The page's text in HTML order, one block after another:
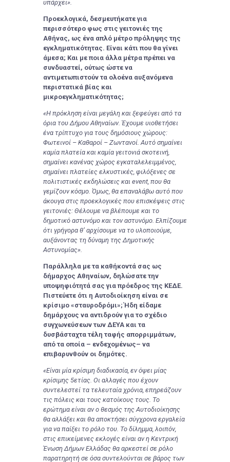
υπάρχει».
Προεκλογικά, δεσμευτήκατε για
περισσότερο φως στις γειτονιές της
Αθήνας, ως ένα απλό μέτρο πρόληψης της
εγκληματικότητας. Είναι κάτι που θα γίνει
άμεσα; Και με ποια άλλα μέτρα πρέπει να
συνδυαστεί, ούτως ώστε να
αντιμετωπιστούν τα ολοένα αυξανόμενα
περιστατικά βίας και
μικροεγκληματικότητας;
«Η πρόκληση είναι μεγάλη και ξεφεύγει από τα
όρια του Δήμου Αθηναίων. Έχουμε υιοθετήσει
ένα τρίπτυχο για τους δημόσιους χώρους:
Φωτεινοί – Καθαροί – Ζωντανοί. Αυτό σημαίνει
καμία πλατεία και καμία γειτονιά σκοτεινή,
σημαίνει κανένας χώρος εγκαταλελειμμένος,
σημαίνει πλατείες ελκυστικές, φιλόξενες σε
πολιτιστικές εκδηλώσεις και event, που θα
γεμίζουν κόσμο. Όμως, θα επαναλάβω αυτό που
άκουγα στις προεκλογικές που επισκέψεις στις
γειτονιές: Θέλουμε να βλέπουμε και το
δημοτικό αστυνόμο και τον αστυνόμο. Ελπίζουμε
ότι γρήγορα θ’ αρχίσουμε να το υλοποιούμε,
αυξάνοντας τη δύναμη της Δημοτικής
Αστυνομίας».
Παράλληλα με τα καθήκοντά σας ως
δήμαρχος Αθηναίων, δηλώσατε την
υποψηφιότητά σας για πρόεδρος της ΚΕΔΕ.
Πιστεύετε ότι η Αυτοδιοίκηση είναι σε
κρίσιμο «σταυροδρόμι»; Ήδη είδαμε
δημάρχους να αντιδρούν για το σχέδιο
συγχωνεύσεων των ΔΕΥΑ και τα
δυσβάσταχτα τέλη ταφής απορριμμάτων,
από τα οποία – ενδεχομένως– να
επιβαρυνθούν οι δημότες.
«Είναι μία κρίσιμη διαδικασία, εν όψει μίας
κρίσιμης 5ετίας. Οι αλλαγές που έχουν
συντελεστεί τα τελευταία χρόνια, επηρεάζουν
τις πόλεις και τους κατοίκους τους. Το
ερώτημα είναι αν ο θεσμός της Αυτοδιοίκησης
θα αλλάξει και θα αποκτήσει σύγχρονα εργαλεία
για να παίξει το ρόλο του. Το δίλημμα, λοιπόν,
στις επικείμενες εκλογές είναι αν η Κεντρική
Ένωση Δήμων Ελλάδας θα αρκεστεί σε ρόλο
παρατηρητή σε όσα συντελούνται σε βάρος των